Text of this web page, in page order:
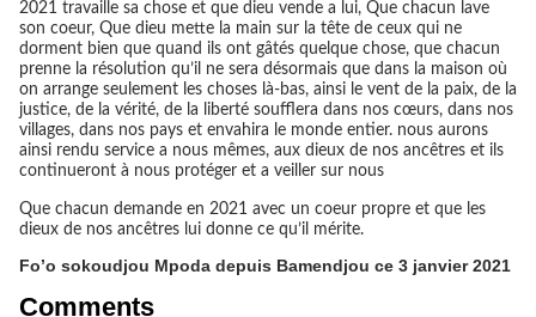
2021 travaille sa chose et que dieu vende a lui, Que chacun lave
son coeur, Que dieu mette la main sur la tête de ceux qui ne
dorment bien que quand ils ont gâtés quelque chose, que chacun
prenne la résolution qu’il ne sera désormais que dans la maison où
on arrange seulement les choses là-bas, ainsi le vent de la paix, de la
justice, de la vérité, de la liberté soufflera dans nos cœurs, dans nos
villages, dans nos pays et envahira le monde entier. nous aurons
ainsi rendu service a nous mêmes, aux dieux de nos ancêtres et ils
continueront à nous protéger et a veiller sur nous
Que chacun demande en 2021 avec un coeur propre et que les
dieux de nos ancêtres lui donne ce qu’il mérite.
Fo’o sokoudjou Mpoda depuis Bamendjou ce 3 janvier 2021
Comments